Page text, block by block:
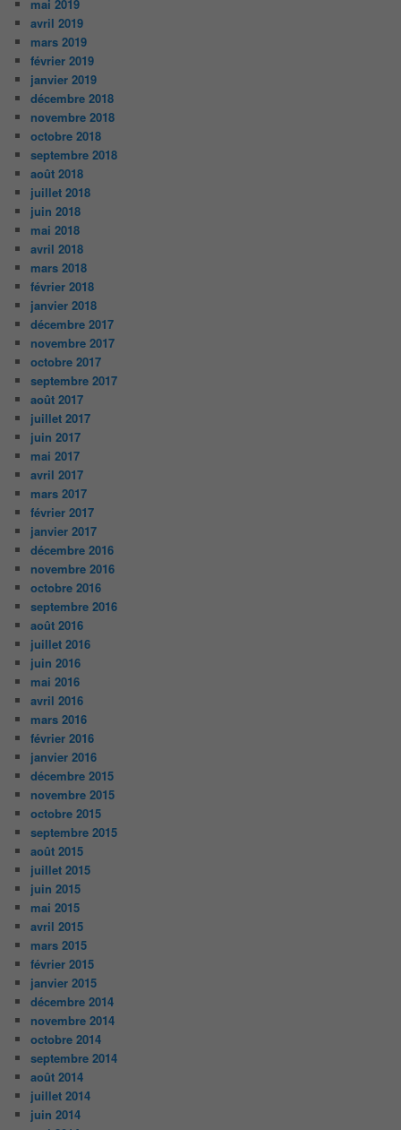
mai 2019
avril 2019
mars 2019
février 2019
janvier 2019
décembre 2018
novembre 2018
octobre 2018
septembre 2018
août 2018
juillet 2018
juin 2018
mai 2018
avril 2018
mars 2018
février 2018
janvier 2018
décembre 2017
novembre 2017
octobre 2017
septembre 2017
août 2017
juillet 2017
juin 2017
mai 2017
avril 2017
mars 2017
février 2017
janvier 2017
décembre 2016
novembre 2016
octobre 2016
septembre 2016
août 2016
juillet 2016
juin 2016
mai 2016
avril 2016
mars 2016
février 2016
janvier 2016
décembre 2015
novembre 2015
octobre 2015
septembre 2015
août 2015
juillet 2015
juin 2015
mai 2015
avril 2015
mars 2015
février 2015
janvier 2015
décembre 2014
novembre 2014
octobre 2014
septembre 2014
août 2014
juillet 2014
juin 2014